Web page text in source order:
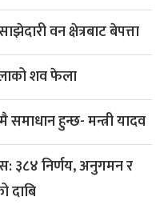
वन क्षेत्रबाट बेपत्ता
शव फेला
हुन्छ- मन्त्री यादव
३८४ निर्णय, अनुगमन र
दाबि